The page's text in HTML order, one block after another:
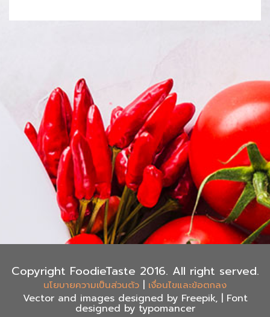
Copyright FoodieTaste 2016. All right served.
นโยบายความเป็นส่วนตัว เงื่อนไขและข้อตกลง
Vector and images designed by Freepik, | Font
designed by typomancer